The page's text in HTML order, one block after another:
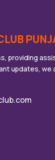
providing
updates, we